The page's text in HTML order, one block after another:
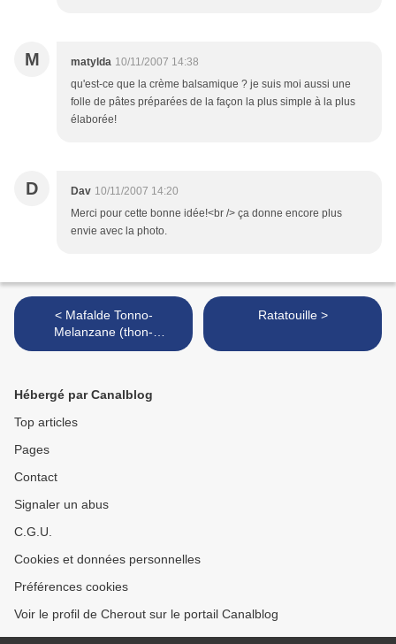
M matylda 10/11/2007 14:38
qu'est-ce que la crème balsamique ? je suis moi aussi une
folle de pâtes préparées de la façon la plus simple à la plus
élaborée!
D Dav 10/11/2007 14:20
Merci pour cette bonne idée!<br /> ça donne encore plus
envie avec la photo.
< Mafalde Tonno-
Melanzane (thon-
aubergines)
Ratatouille >
Hébergé par Canalblog
Top articles
Pages
Contact
Signaler un abus
C.G.U.
Cookies et données personnelles
Préférences cookies
Voir le profil de Cherout sur le portail Canalblog